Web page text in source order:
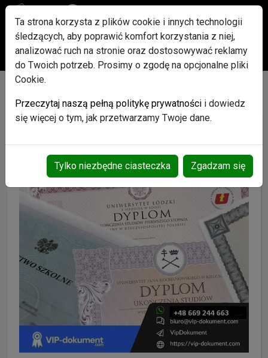
Po rejestracji każdy użytkownik otrzyma w Gratisie pakiet
ogłoszeń Promowanych
Ta strona korzysta z plików cookie i innych technologii
śledzących, aby poprawić komfort korzystania z niej,
analizować ruch na stronie oraz dostosowywać reklamy
do Twoich potrzeb. Prosimy o zgodę na opcjonalne pliki
Cookie.
Przeczytaj naszą pełną politykę prywatności i dowiedz
się więcej o tym, jak przetwarzamy Twoje dane.
Tylko niezbędne ciasteczka Zgadzam się